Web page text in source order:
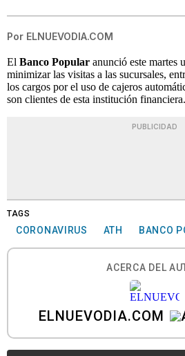
Por ELNUEVODIA.COM
El Banco Popular anunció este martes
minimizar las visitas a las sucursales,
los cargos por el uso de cajeros
son clientes de esta institución financiera.
PUBLICIDAD
TAGS
CORONAVIRUS ATH BANCO
ACERCA DEL
ELNUEVODIA.COM